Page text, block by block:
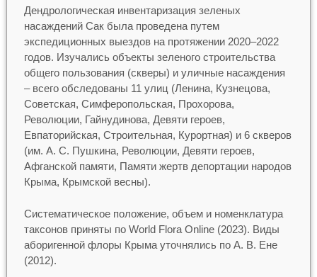
Дендрологическая инвентаризация зеленых
насаждений Сак была проведена путем
экспедиционных выездов на протяжении 2020–2022
годов. Изучались объекты зеленого строительства
общего пользования (скверы) и уличные насаждения
– всего обследованы 11 улиц (Ленина, Кузнецова,
Советская, Симферопольская, Прохорова,
Революции, Гайнудинова, Девяти героев,
Евпаторийская, Строительная, Курортная) и 6 скверов
(им. А. С. Пушкина, Революции, Девяти героев,
Афганской памяти, Памяти жертв депортации народов
Крыма, Крымской весны).
Систематическое положение, объем и номенклатура
таксонов приняты по World Flora Online (2023). Виды
аборигенной флоры Крыма уточнялись по А. В. Ене
(2012).